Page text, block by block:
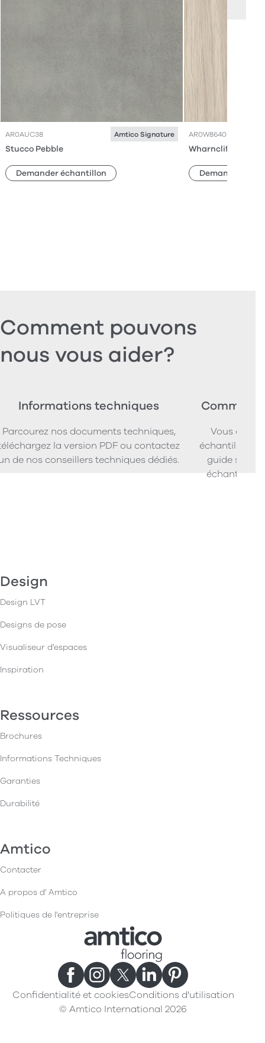
AR0AUC38 Amtico Signature
Stucco Pebble
Demander échantillon
AR0W8640
Wharncliffe Oak
Demander
Comment pouvons
nous vous aider?
Informations techniques
Parcourez nos documents techniques,
la version PDF ou contactez
de nos conseillers techniques dédiés.
Vous
échantillons
guide
Design
Design LVT
Designs de pose
Visualiseur d'espaces
Inspiration
Ressources
Brochures
Informations Techniques
Garanties
Durabilité
Amtico
Contacter
A propos d' Amtico
Politiques de l'entreprise
Confidentialité et cookiesConditions d'utilisation
© Amtico International 2026